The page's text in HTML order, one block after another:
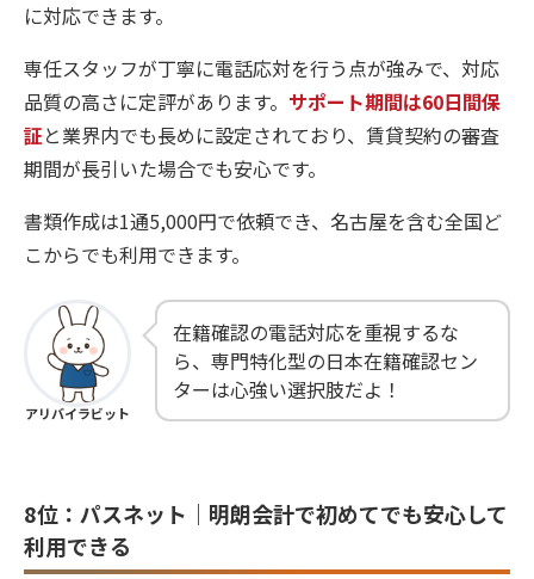
に対応できます。
専任スタッフが丁寧に電話応対を行う点が強みで、対応
品質の高さに定評があります。 サポート期間は60日間保
証と業界内でも長めに設定されており、賃貸契約の審査
期間が長引いた場合でも安心です。
書類作成は1通5,000円で依頼でき、名古屋を含む全国ど
こからでも利用できます。
アリバイラビット
在籍確認の電話対応を重視するな
ら、専門特化型の日本在籍確認セン
ターは心強い選択肢だよ！
8位：パスネット｜明朗会計で初めてでも安心して
利用できる